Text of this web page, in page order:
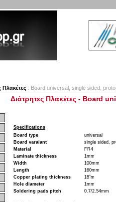
Πλακέτες : Board universal, single sided,
Διάτρητες Πλακέτες - Board
Specifications
Board type
universal
Board varaiant
single sided,
Material
FR4
Laminate thickness
1mm
Width
100mm
Length
160mm
Copper plating thickness
18΅m
Hole diameter
1mm
Soldering pads pitch
0.7/2.54mm